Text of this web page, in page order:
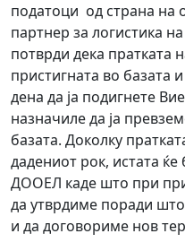
податоци од страна на
партнер за логистика
потврди дека пратката
пристигната во базата
дена да ја подигнете
назначиле да ја
базата. Доколку
дадениот рок, истата
ДООЕЛ каде што при
да утврдиме поради
и да договориме нов